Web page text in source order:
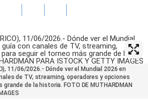
11/06/2026.- Dónde ver el Mundial 2026 en
de TV, streaming, operadores y opciones
de la historia. FOTO DE MUTHARDMAN